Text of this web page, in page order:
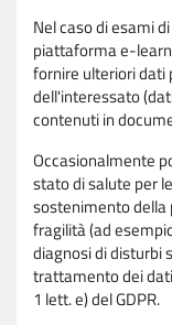
Nel caso di esami
piattaforma e-
fornire ulteriori dati
dell'interessato
contenuti in
Occasionalmente
stato di salute per
sostenimento della
fragilità (ad
diagnosi di disturbi
trattamento dei
1 lett. e) del GDPR.